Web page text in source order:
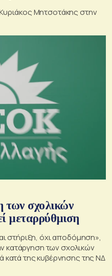
Μητσοτάκης στην
σχολικών
μεταρρύθμιση
στήριξη, όχι αποδόμηση»,
κατάργηση των σχολικών
της κυβέρνησης της ΝΔ